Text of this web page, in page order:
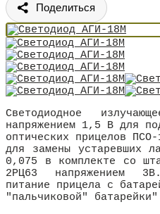
Поделиться
Светодиодное
напряжением 1,5 В для
оптических прицелов
для замены устаревших
0,075 в комплекте со
2РЦ63 напряжением
питание прицела с
"пальчиковой"